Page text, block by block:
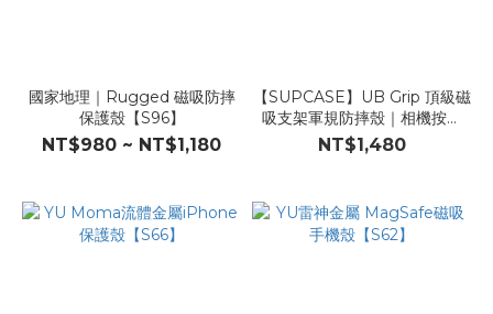
國家地理｜Rugged 磁吸防摔
保護殼【S96】
NT$980 ~ NT$1,180
【SUPCASE】UB Grip 頂級磁
吸支架軍規防摔殼｜相機按鍵
【S94】
NT$1,480